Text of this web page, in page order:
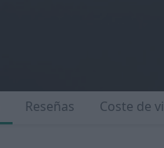
Reseñas Coste de